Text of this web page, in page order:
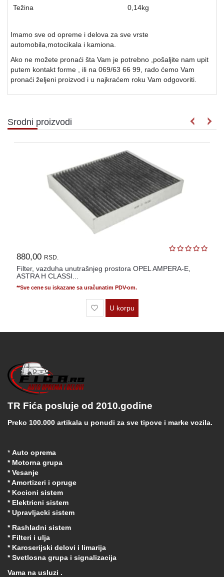
Težina
0,14kg
Imamo sve od opreme i delova za sve vrste
automobila,motocikala i kamiona.
Ako ne možete pronaći šta Vam je potrebno ,pošaljite nam upit
putem kontakt forme , ili na 069/63 66 99, rado ćemo Vam
pronaći željeni proizvod i u najkraćem roku Vam odgovoriti.
Srodni proizvodi
880,00 RSD.
Filter, vazduha unutrašnjeg prostora OPEL AMPERA-E,
ASTRA H CLASSI...
**Sve cene su iskazane sa uračunatim PDV-om.
U korpu
TR Fića posluje od 2010.godine
Preko 100.000 artikala u ponudi za sve tipove i marke vozila.
* Auto oprema
* Motorna grupa
* Vesanje
* Amortizeri i opruge
* Kocioni sistem
* Elektricni sistem
* Upravljacki sistem
* Rashladni sistem
* Filteri i ulja
* Karoserijski delovi i limarija
* Svetlosna grupa i signalizacija
Vama na usluzi .